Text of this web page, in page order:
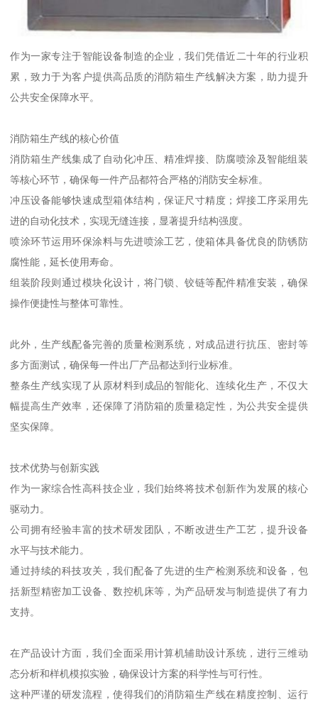
作为一家专注于智能设备制造的企业，我们凭借近二十年的行业积
累，致力于为客户提供高品质的消防箱生产线解决方案，助力提升
公共安全保障水平。
消防箱生产线的核心价值
消防箱生产线集成了自动化冲压、精准焊接、防腐喷涂及智能组装
等核心环节，确保每一件产品都符合严格的消防安全标准。
冲压设备能够快速成型箱体结构，保证尺寸精度；焊接工序采用先
进的自动化技术，实现无缝连接，显著提升结构强度。
喷涂环节运用环保涂料与先进喷涂工艺，使箱体具备优良的防锈防
腐性能，延长使用寿命。
组装阶段则通过模块化设计，将门锁、铰链等配件精准安装，确保
操作便捷性与整体可靠性。
此外，生产线配备完善的质量检测系统，对成品进行抗压、密封等
多方面测试，确保每一件出厂产品都达到行业标准。
整条生产线实现了从原材料到成品的智能化、连续化生产，不仅大
幅提高生产效率，还保障了消防箱的质量稳定性，为公共安全提供
坚实保障。
技术优势与创新实践
作为一家综合性高科技企业，我们始终将技术创新作为发展的核心
驱动力。
公司拥有经验丰富的技术研发团队，不断改进生产工艺，提升设备
水平与技术能力。
通过持续的科技攻关，我们配备了先进的生产检测系统和设备，包
括新型精密加工设备、数控机床等，为产品研发与制造提供了有力
支持。
在产品设计方面，我们全面采用计算机辅助设计系统，进行三维动
态分析和样机模拟实验，确保设计方案的科学性与可行性。
这种严谨的研发流程，使得我们的消防箱生产线在精度控制、运行